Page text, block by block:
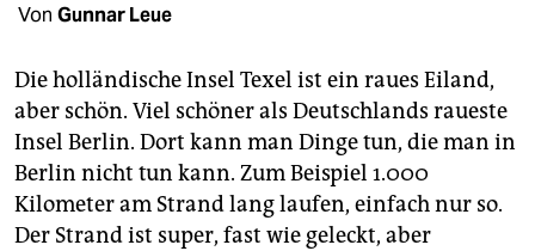
shop
fragen & hilfe
unterstützen
abo
genossenschaft
Von Gunnar Leue
Die holländische Insel Texel ist ein raues Eiland,
aber schön. Viel schöner als Deutschlands raueste
Insel Berlin. Dort kann man Dinge tun, die man in
Berlin nicht tun kann. Zum Beispiel 1.000
Kilometer am Strand lang laufen, einfach nur so.
Der Strand ist super, fast wie geleckt, aber